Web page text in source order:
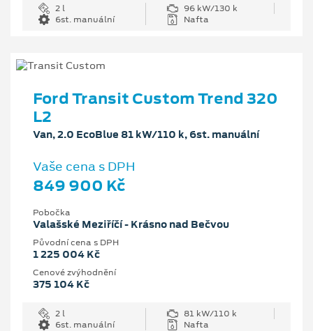
2 l
96 kW/130 k
6st. manuální
Nafta
Ford Transit Custom Trend 320
L2
Van, 2.0 EcoBlue 81 kW/110 k, 6st. manuální
Vaše cena s DPH
849 900 Kč
Pobočka
Valašské Meziříčí - Krásno nad Bečvou
Původní cena s DPH
1 225 004 Kč
Cenové zvýhodnění
375 104 Kč
2 l
81 kW/110 k
6st. manuální
Nafta